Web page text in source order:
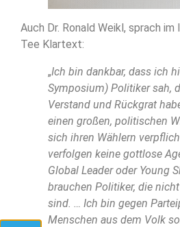
Auch Dr. Ronald Weikl, sprach
Tee Klartext:
„Ich bin dankbar, dass ich
Symposium) Politiker sah,
Verstand und Rückgrat
einen großen, politischen
sich ihren Wählern
verfolgen keine gottlose
Global Leader oder Young
brauchen Politiker, die
sind. … Ich bin gegen
Menschen aus dem Volk